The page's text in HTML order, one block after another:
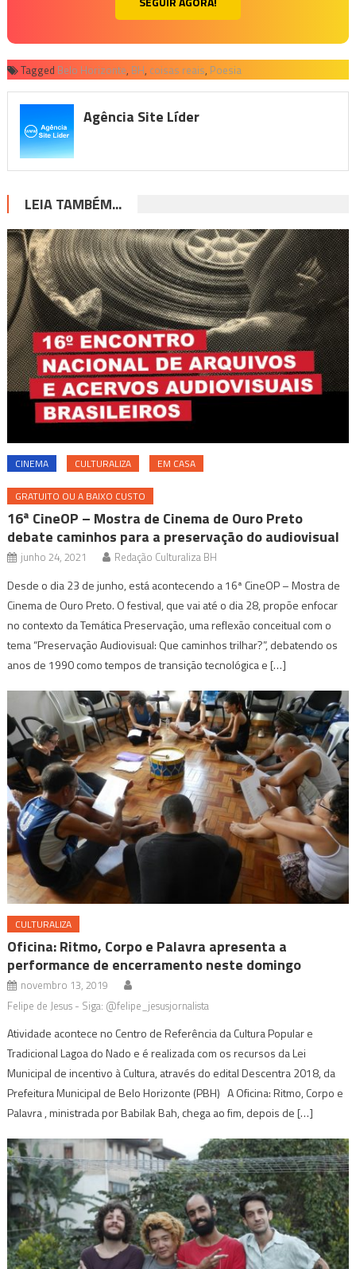
Tagged Belo Horizonte, BH, coisas reais, Poesia
Agência Site Líder
LEIA TAMBÉM...
CINEMA CULTURALIZA EM CASA
GRATUITO OU A BAIXO CUSTO
16ª CineOP – Mostra de Cinema de Ouro Preto
debate caminhos para a preservação do audiovisual
junho 24, 2021 Redação Culturaliza BH
Desde o dia 23 de junho, está acontecendo a 16ª CineOP – Mostra de
Cinema de Ouro Preto. O festival, que vai até o dia 28, propõe enfocar
no contexto da Temática Preservação, uma reflexão conceitual com o
tema “Preservação Audiovisual: Que caminhos trilhar?”, debatendo os
anos de 1990 como tempos de transição tecnológica e […]
CULTURALIZA
Oficina: Ritmo, Corpo e Palavra apresenta a
performance de encerramento neste domingo
novembro 13, 2019
Felipe de Jesus - Siga: @felipe_jesusjornalista
Atividade acontece no Centro de Referência da Cultura Popular e
Tradicional Lagoa do Nado e é realizada com os recursos da Lei
Municipal de incentivo à Cultura, através do edital Descentra 2018, da
Prefeitura Municipal de Belo Horizonte (PBH) A Oficina: Ritmo, Corpo e
Palavra , ministrada por Babilak Bah, chega ao fim, depois de […]